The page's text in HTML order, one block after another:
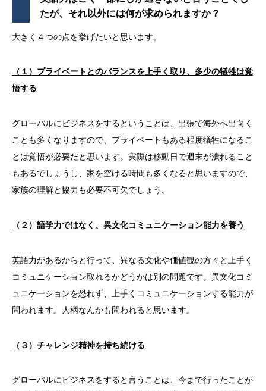
たが、それ以外には何が求められますか？
大きく４つの点を挙げたいと思います。
（１）プライベートとのバランスを上手く取り、多少の犠牲は覚
悟する
グローバルにビジネスをするということは、出張で海外へ出向く
ことも多くなりますので、プライベートもある程度犠牲になるこ
とは覚悟が必要だと思います。実際は移動日で週末が潰れること
もあるでしょうし、家を空ける時間も多くなると思いますので、
家族の理解と協力も必要不可欠でしょう。
（２）語学力ではなく、異文化コミュニケーション能力を養う
英語力があるからと行って、異なる文化や価値観の方々と上手く
コミュニケーション取れるかどうかは別の問題です。異文化コミ
ュニケーションを恐れず、上手くコミュニケーションする能力が
問われます。人柄なんかも問われると思います。
（３）チャレンジ精神を持ち続ける
グローバルにビジネスをすると言うことは、今まで行ったことが